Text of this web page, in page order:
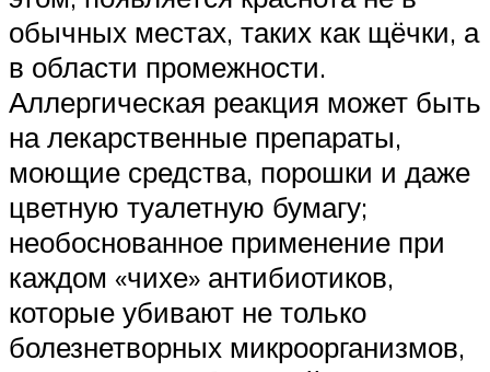
обычных местах, таких как щёчки, а
в области промежности.
Аллергическая реакция может быть
на лекарственные препараты,
моющие средства, порошки и даже
цветную туалетную бумагу;
необоснованное применение при
каждом «чихе» антибиотиков,
которые убивают не только
болезнетворных микроорганизмов,